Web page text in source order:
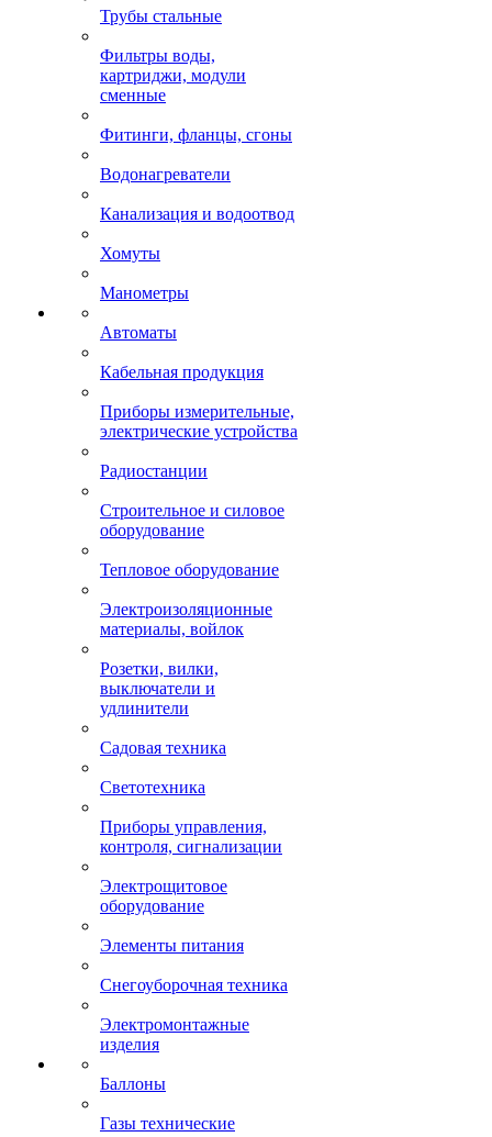
Трубы стальные
Фильтры воды,
картриджи, модули
сменные
Фитинги, фланцы, сгоны
Водонагреватели
Канализация и водоотвод
Хомуты
Манометры
Автоматы
Кабельная продукция
Приборы измерительные,
электрические устройства
Радиостанции
Строительное и силовое
оборудование
Тепловое оборудование
Электроизоляционные
материалы, войлок
Розетки, вилки,
выключатели и
удлинители
Садовая техника
Светотехника
Приборы управления,
контроля, сигнализации
Электрощитовое
оборудование
Элементы питания
Снегоуборочная техника
Электромонтажные
изделия
Баллоны
Газы технические